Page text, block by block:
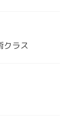
クラス